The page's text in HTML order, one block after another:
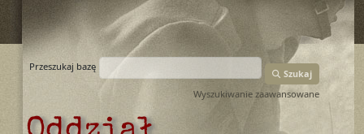
Przeszukaj bazę
Szukaj
Wyszukiwanie zaawansowane